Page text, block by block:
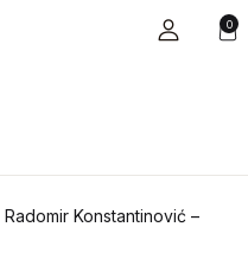
0
Radomir Konstantinović –